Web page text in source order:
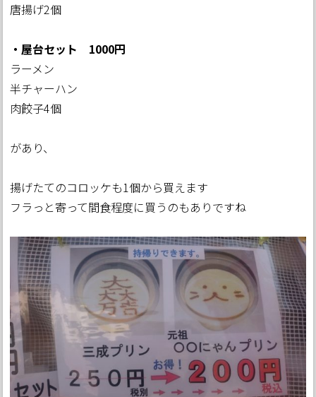
唐揚げ2個
・屋台セット 1000円
ラーメン
半チャーハン
肉餃子4個
があり、
揚げたてのコロッケも1個から買えます
フラっと寄って間食程度に買うのもありですね